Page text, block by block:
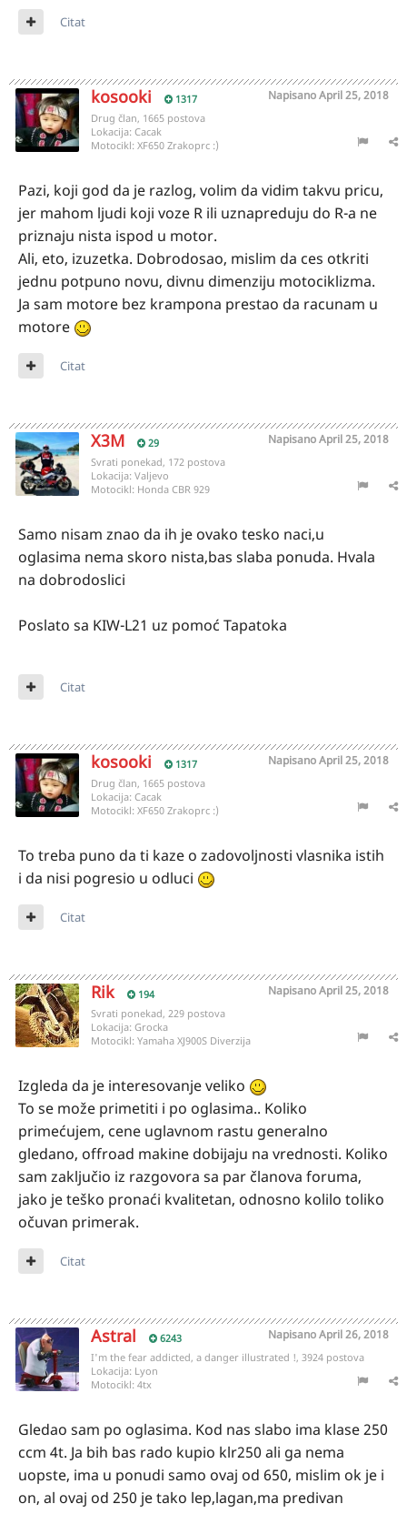
Citat
kosooki 1317 NapisanoApril 25, 2018
Drug član, 1665 postova
Lokacija: Cacak
Motocikl: XF650 Zrakoprc :)
Pazi, koji god da je razlog, volim da vidim takvu pricu,
jer mahom ljudi koji voze R ili uznapreduju do R-a ne
priznaju nista ispod u motor.
Ali, eto, izuzetka. Dobrodosao, mislim da ces otkriti
jednu potpuno novu, divnu dimenziju motociklizma.
Ja sam motore bez krampona prestao da racunam u
motore
Citat
X3M 29 NapisanoApril 25, 2018
Svrati ponekad, 172 postova
Lokacija: Valjevo
Motocikl: Honda CBR 929
Samo nisam znao da ih je ovako tesko naci,u
oglasima nema skoro nista,bas slaba ponuda. Hvala
na dobrodoslici
Poslato sa KIW-L21 uz pomoć Tapatoka
Citat
kosooki 1317 NapisanoApril 25, 2018
Drug član, 1665 postova
Lokacija: Cacak
Motocikl: XF650 Zrakoprc :)
To treba puno da ti kaze o zadovoljnosti vlasnika istih
i da nisi pogresio u odluci
Citat
Rik 194 NapisanoApril 25, 2018
Svrati ponekad, 229 postova
Lokacija: Grocka
Motocikl: Yamaha XJ900S Diverzija
Izgleda da je interesovanje veliko
To se može primetiti i po oglasima.. Koliko
primećujem, cene uglavnom rastu generalno
gledano, offroad makine dobijaju na vrednosti. Koliko
sam zaključio iz razgovora sa par članova foruma,
jako je teško pronaći kvalitetan, odnosno kolilo toliko
očuvan primerak.
Citat
Astral 6243 NapisanoApril 26, 2018
I'm the fear addicted, a danger illustrated !, 3924 postova
Lokacija: Lyon
Motocikl: 4tx
Gledao sam po oglasima. Kod nas slabo ima klase 250
ccm 4t. Ja bih bas rado kupio klr250 ali ga nema
uopste, ima u ponudi samo ovaj od 650, mislim ok je i
on, al ovaj od 250 je tako lep,lagan,ma predivan